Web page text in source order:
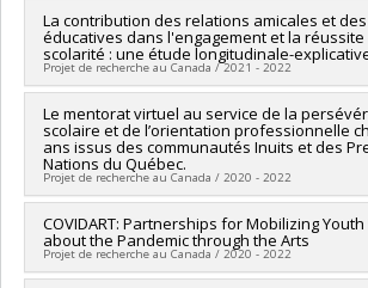
humaines du Canada
Grant programs:PV152160-Subvention
Lead researcher :Kristel Tardif-Grenier
Co-researchers : Isabelle Archambault,
Elizabeth Olivier,Christine Gervais,William
Funding sources:CRSH/Conseil de
humaines du Canada
Grant programs:PVXXXXXX-Subvention
partenarial
La contribution des relations amicales et
éducatives dans l'engagement et la
scolarité : une étude longitudinale-
Projet de recherche au Canada / 2021 - 2022
Lead researcher : Marie-Claude Salvas
Co-researchers :Isabelle Archambault
Funding sources:CRSH/Conseil de
humaines du Canada
Grant programs:PV153480-Subventions de
Savoir
Le mentorat virtuel au service de la
scolaire et de l’orientation professionnelle
ans issus des communautés Inuits et des
Nations du Québec.
Projet de recherche au Canada / 2020 - 2022
Lead researcher :Sarah Fraser
Co-researchers :Isabelle Archambault
Jrène Rahm
COVIDART: Partnerships for Mobilizing
about the Pandemic through the Arts
Projet de recherche au Canada / 2020 - 2022